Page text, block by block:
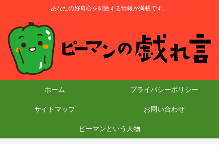
あなたの好奇心を刺激する情報が満載です。
ホーム プライバシーポリシー
サイトマップ お問い合わせ
ピーマンという人物